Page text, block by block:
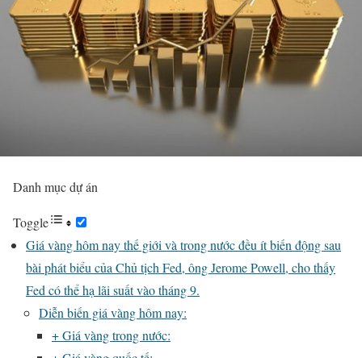
Danh mục dự án
Toggle
Giá vàng hôm nay thế giới và trong nước đều ít biến động sau
bài phát biểu của Chủ tịch Fed, ông Jerome Powell, cho thấy
Fed có thể hạ lãi suất vào tháng 9.
Diễn biến giá vàng hôm nay:
+ Giá vàng trong nước: